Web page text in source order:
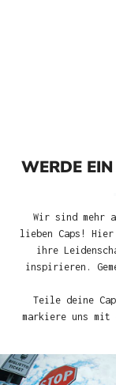
WERDE
Wir sind mehr
lieben Caps! Hier
ihre
inspirieren.
Teile deine
markiere uns